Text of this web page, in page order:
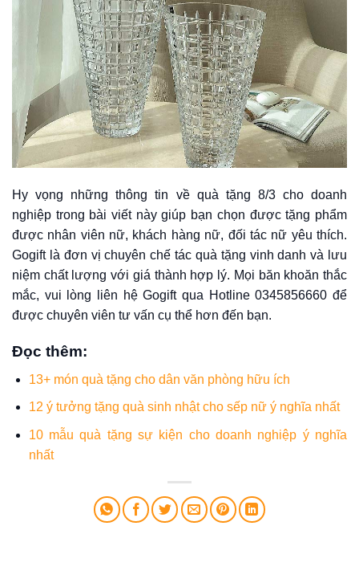
Hy vọng những thông tin về quà tặng 8/3 cho doanh
nghiệp trong bài viết này giúp bạn chọn được tặng phẩm
được nhân viên nữ, khách hàng nữ, đối tác nữ yêu thích.
Gogift là đơn vị chuyên chế tác quà tặng vinh danh và lưu
niệm chất lượng với giá thành hợp lý. Mọi băn khoăn thắc
mắc, vui lòng liên hệ Gogift qua Hotline 0345856660 để
được chuyên viên tư vấn cụ thể hơn đến bạn.
Đọc thêm:
13+ món quà tặng cho dân văn phòng hữu ích
12 ý tưởng tặng quà sinh nhật cho sếp nữ ý nghĩa nhất
10 mẫu quà tặng sự kiện cho doanh nghiệp ý nghĩa
nhất